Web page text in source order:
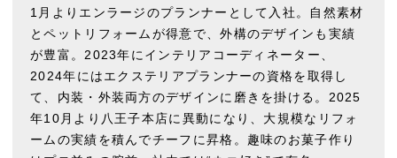
1月よりエンラージのプランナーとして入社。自然素材
とペットリフォームが得意で、外構のデザインも実績
が豊富。2023年にインテリアコーディネーター、
2024年にはエクステリアプランナーの資格を取得し
て、内装・外装両方のデザインに磨きを掛ける。2025
年10月より八王子本店に異動になり、大規模なリフォ
ームの実績を積んでチーフに昇格。趣味のお菓子作り